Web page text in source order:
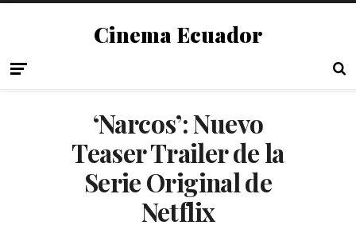
Cinema Ecuador
‘Narcos’: Nuevo
Teaser Trailer de la
Serie Original de
Netflix